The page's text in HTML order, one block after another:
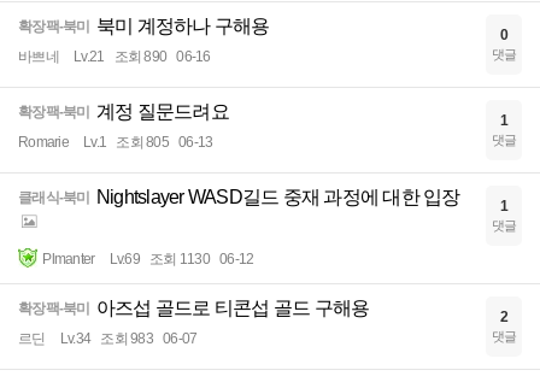
확장팩-북미 북미 계정하나 구해용
바쁘네 Lv.21 조회 890 06-16
0
댓글
확장팩-북미 계정 질문드려요
Romarie Lv.1 조회 805 06-13
1
댓글
클래식-북미 Nightslayer WASD길드 중재 과정에 대한 입장
Plmanter Lv.69 조회 1130 06-12
1
댓글
확장팩-북미 아즈섭 골드로 티콘섭 골드 구해용
르딘 Lv.34 조회 983 06-07
2
댓글